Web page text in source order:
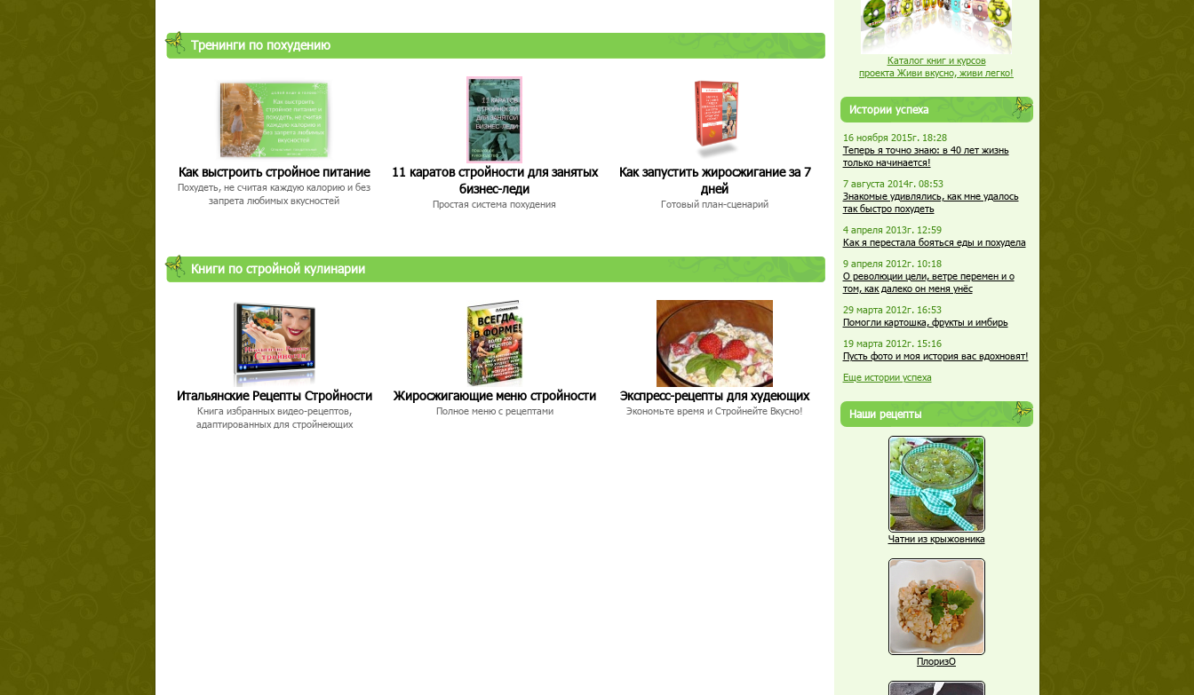
Тренинги по похудению
Как выстроить стройное питание
Похудеть, не считая каждую калорию и без
запрета любимых вкусностей
11 каратов стройности для занятых
бизнес-леди
Простая система похудения
Как запустить жиросжигание за 7
дней
Готовый план-сценарий
Книги по стройной кулинарии
Итальянские Рецепты Стройности
Книга избранных видео-рецептов,
адаптированных для стройнеющих
Жиросжигающие меню стройности
Полное меню с рецептами
Экспресс-рецепты для худеющих
Экономьте время и Стройнейте Вкусно!
Каталог книг и курсов
проекта Живи вкусно, живи легко!
Истории успеха
16 ноября 2015г. 18:28
Теперь я точно знаю: в 40 лет жизнь
только начинается!
7 августа 2014г. 08:53
Знакомые удивлялись, как мне удалось
так быстро похудеть
4 апреля 2013г. 12:59
Как я перестала бояться еды и похудела
9 апреля 2012г. 10:18
О революции цели, ветре перемен и о
том, как далеко он меня унёс
29 марта 2012г. 16:53
Помогли картошка, фрукты и имбирь
19 марта 2012г. 15:16
Пусть фото и моя история вас вдохновят!
Еще истории успеха
Наши рецепты
Чатни из крыжовника
ПлоризО